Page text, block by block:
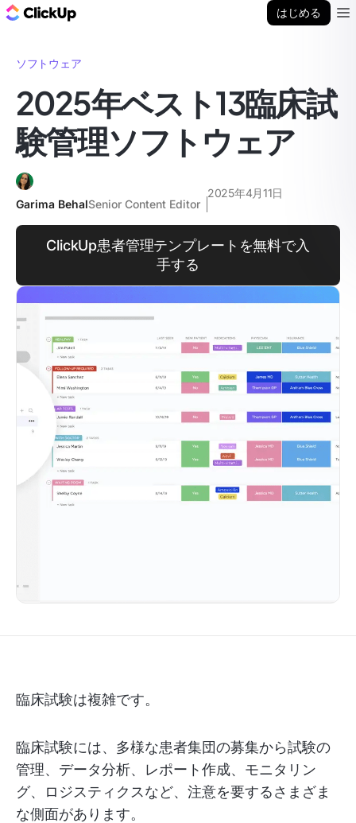
はじめる
ソフトウェア
2025年ベスト13臨床試
験管理ソフトウェア
Garima BehalSenior Content Editor
2025年4月11日
ClickUp患者管理テンプレートを無料で入
手する
臨床試験は複雑です。
臨床試験には、多様な患者集団の募集から試験の
管理、データ分析、レポート作成、モニタリン
グ、ロジスティクスなど、注意を要するさまざま
な側面があります。